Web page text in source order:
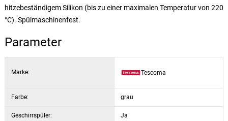
hitzebeständigem Silikon (bis zu einer maximalen Temperatur von 220
°C). Spülmaschinenfest.
Parameter
Marke: Tescoma
Farbe: grau
Geschirrspüler: Ja